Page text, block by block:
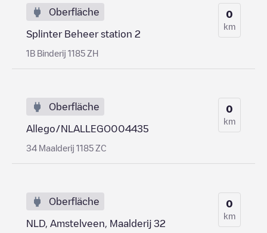
Oberfläche
Splinter Beheer station 2
1B Binderij 1185 ZH
0
km
Oberfläche
Allego/NLALLEGO004435
34 Maalderij 1185 ZC
0
km
Oberfläche
NLD, Amstelveen, Maalderij 32
0
km